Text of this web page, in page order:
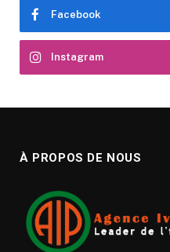
Facebook
Instagram
À PROPOS DE NOUS